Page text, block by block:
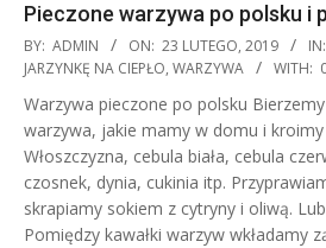
Pieczone warzywa po polsku i
2019-
02-
BY: ADMIN ON: 23 LUTEGO, 2019 IN:
JARZYNKĘ NA CIEPŁO, WARZYWA WITH:
Warzywa pieczone po polsku
warzywa, jakie mamy w domu i kroimy
Włoszczyzna, cebula biała, cebula
czosnek, dynia, cukinia itp.
skrapiamy sokiem z cytryny i oliwą.
Pomiędzy kawałki warzyw wkładamy